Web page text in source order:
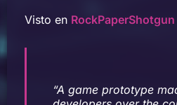
Visto en RockPaperShotgun
“A game prototype